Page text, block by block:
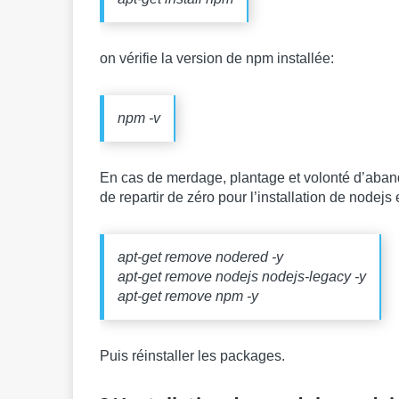
on vérifie la version de npm installée:
npm -v
En cas de merdage, plantage et volonté
de repartir de zéro pour l’installation de nodejs
apt-get remove nodered -y
apt-get remove nodejs nodejs-legacy -y
apt-get remove npm -y
Puis réinstaller les packages.